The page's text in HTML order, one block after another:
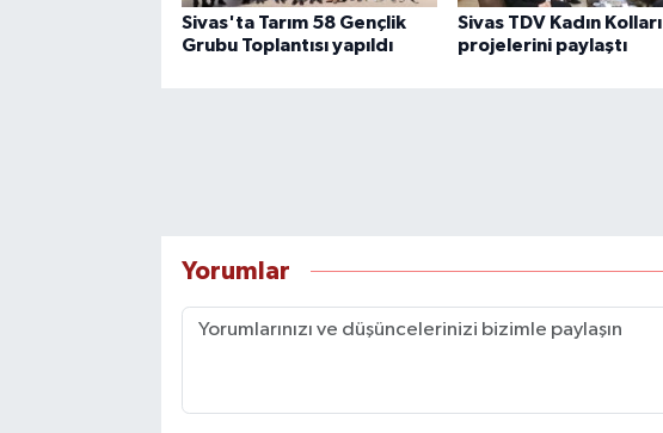
Sivas'ta Tarım 58 Gençlik
Grubu Toplantısı yapıldı
Sivas TDV Kadın Kolları
projelerini paylaştı
Yorumlar